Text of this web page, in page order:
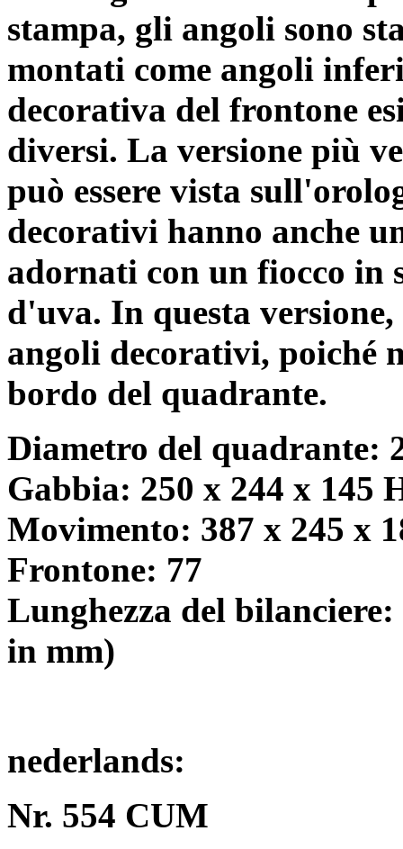
stampa, gli angoli sono
montati come angoli
decorativa del frontone
diversi. La versione più
può essere vista
decorativi hanno anche
adornati con un fiocco
d'uva. In questa
angoli decorativi, poiché
bordo del quadrante.
Diametro del quadrante:
Gabbia: 250 x 244 x 145
Movimento: 387 x 245 x
Frontone: 77
Lunghezza del
in mm)
nederlands:
Nr. 554 CUM